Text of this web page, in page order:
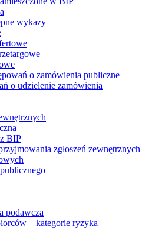
wykazy
o zamówienia publiczne
o udzielenie zamówienia
BIP
zgłoszeń zewnętrznych
podawcza
– kategorie ryzyka